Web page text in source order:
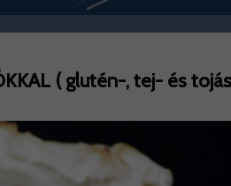
( glutén-, tej- és